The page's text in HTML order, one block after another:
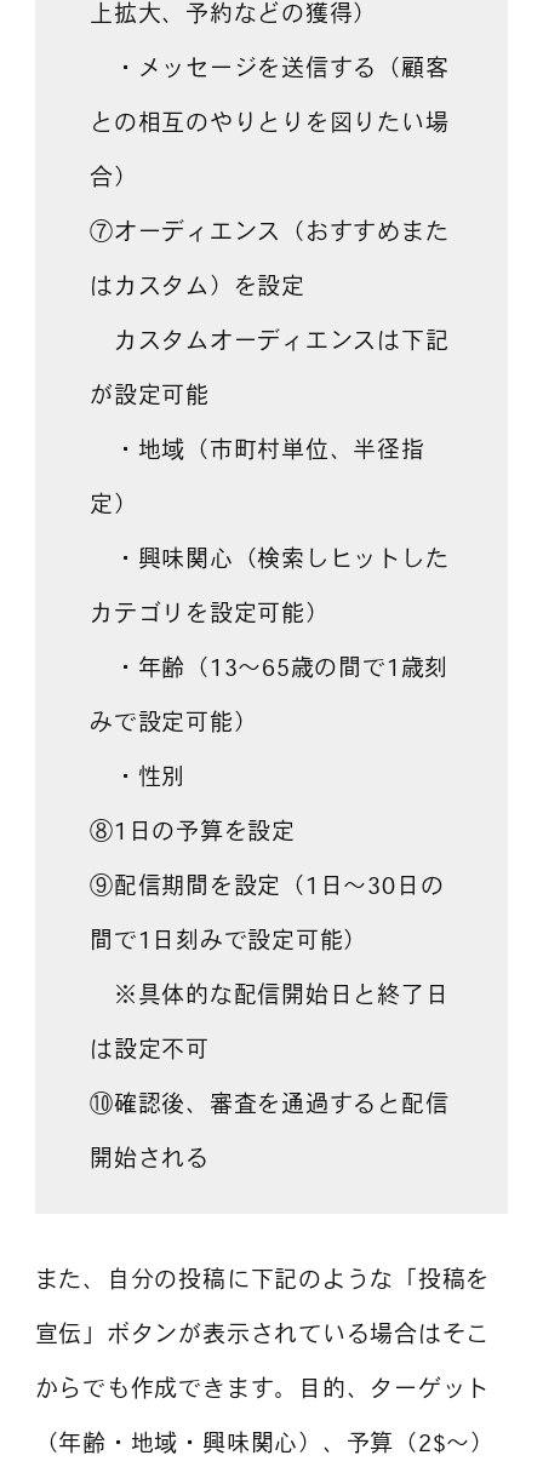
上拡大、予約などの獲得）
・メッセージを送信する（顧客
との相互のやりとりを図りたい場
合）
⑦オーディエンス（おすすめまた
はカスタム）を設定
カスタムオーディエンスは下記
が設定可能
・地域（市町村単位、半径指
定）
・興味関心（検索しヒットした
カテゴリを設定可能）
・年齢（13～65歳の間で1歳刻
みで設定可能）
・性別
⑧1日の予算を設定
⑨配信期間を設定（1日～30日の
間で1日刻みで設定可能）
※具体的な配信開始日と終了日
は設定不可
⑩確認後、審査を通過すると配信
開始される
また、自分の投稿に下記のような「投稿を
宣伝」ボタンが表示されている場合はそこ
からでも作成できます。目的、ターゲット
（年齢・地域・興味関心）、予算（2$～）